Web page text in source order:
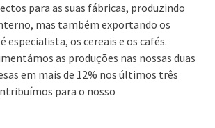
para as suas fábricas, produzindo
mas também exportando os
especialista, os cereais e os cafés.
as produções nas nossas duas
em mais de 12% nos últimos três
para o nosso